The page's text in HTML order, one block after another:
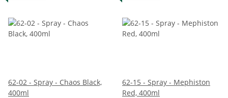
62-02 - Spray - Chaos Black,
400ml
62-15 - Spray - Mephiston
Red, 400ml